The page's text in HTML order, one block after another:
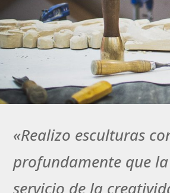
«Realizo esculturas
profundamente que
servicio de la